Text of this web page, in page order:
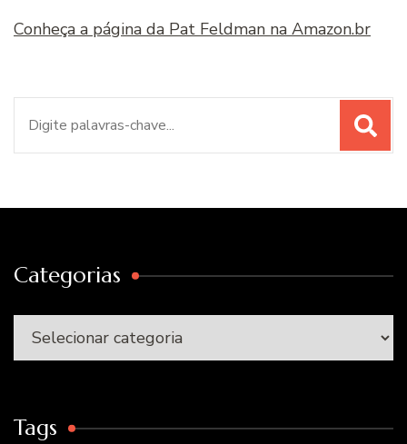
Conheça a página da Pat Feldman na Amazon.br
Categorias
Categorias
Tags